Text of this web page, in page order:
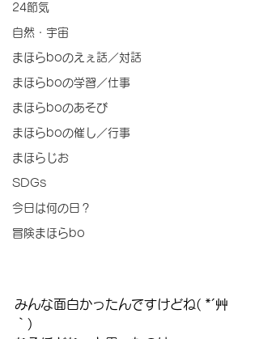
24節気
自然・宇宙
まほらboのえぇ話／対話
まほらboの学習／仕事
まほらboのあそび
まほらboの催し／行事
まほらじお
SDGs
今日は何の日？
冒険まほらbo
みんな面白かったんですけどね( *´艸
｀)